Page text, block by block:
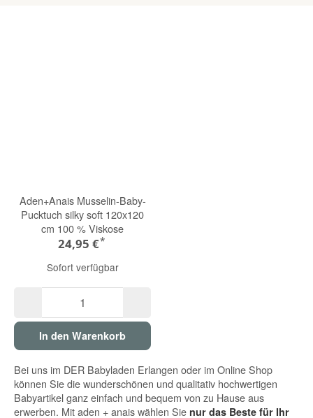
Aden+Anais Musselin-Baby-
Pucktuch silky soft 120x120
cm 100 % Viskose
24,95 €*
Sofort verfügbar
In den Warenkorb
Bei uns im DER Babyladen Erlangen oder im Online Shop
können Sie die wunderschönen und qualitativ hochwertigen
Babyartikel ganz einfach und bequem von zu Hause aus
erwerben. Mit aden + anais wählen Sie nur das Beste für Ihr